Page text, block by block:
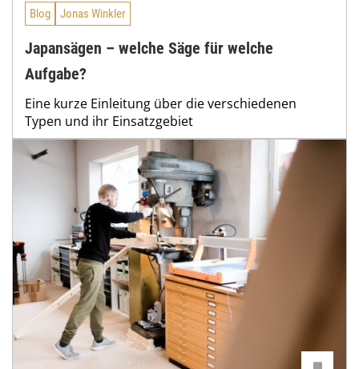
Blog Jonas Winkler
Japansägen – welche Säge für welche
Aufgabe?
Eine kurze Einleitung über die verschiedenen
Typen und ihr Einsatzgebiet